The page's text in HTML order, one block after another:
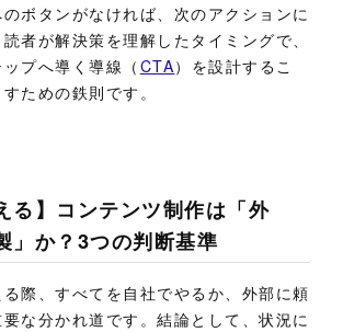
のボタンがなければ、次のアクションに
者が解決策を理解したタイミングで、
プへ導く導線（ CTA）を設計するこ
ための鉄則です。
る】コンテンツ制作は「外
」か？3つの判断基準
際、すべてを自社でやるか、外部に頼
な分かれ道です。結論として、状況に